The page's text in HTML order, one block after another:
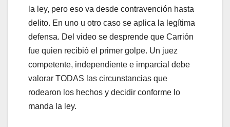
la ley, pero eso va desde contravención hasta
delito. En uno u otro caso se aplica la legítima
defensa. Del video se desprende que Carrión
fue quien recibió el primer golpe. Un juez
competente, independiente e imparcial debe
valorar TODAS las circunstancias que
rodearon los hechos y decidir conforme lo
manda la ley.